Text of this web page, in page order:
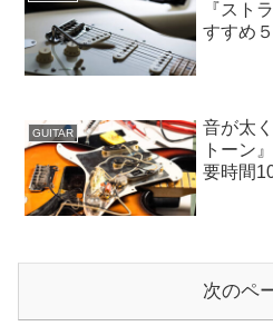
『スト
すすめ５
GUITAR
音が太
トーン
要時間
次のペ